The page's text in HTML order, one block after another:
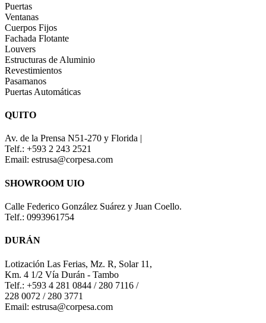
Puertas
Ventanas
Cuerpos Fijos
Fachada Flotante
Louvers
Estructuras de Aluminio
Revestimientos
Pasamanos
Puertas Automáticas
QUITO
Av. de la Prensa N51-270 y Florida |
Telf.: +593 2 243 2521
Email: estrusa@corpesa.com
SHOWROOM UIO
Calle Federico González Suárez y Juan Coello.
Telf.: 0993961754
DURÁN
Lotización Las Ferias, Mz. R, Solar 11,
Km. 4 1/2 Vía Durán - Tambo
Telf.: +593 4 281 0844 / 280 7116 /
228 0072 / 280 3771
Email: estrusa@corpesa.com